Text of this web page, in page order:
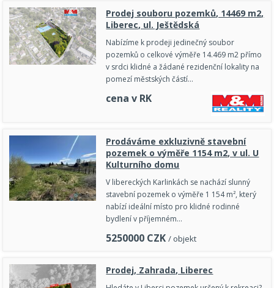
Prodej souboru pozemků, 14469 m2,
Liberec, ul. Ještědská
Nabízíme k prodeji jedinečný soubor
pozemků o celkové výměře 14.469 m2 přímo
v srdci klidné a žádané rezidenční lokality na
pomezí městských částí…
cena v RK
Prodáváme exkluzivně stavební
pozemek o výměře 1154 m2, v ul. U
Kulturního domu
V libereckých Karlinkách se nachází slunný
stavební pozemek o výměře 1 154 m², který
nabízí ideální místo pro klidné rodinné
bydlení v příjemném…
5250000 CZK / objekt
Prodej, Zahrada, Liberec